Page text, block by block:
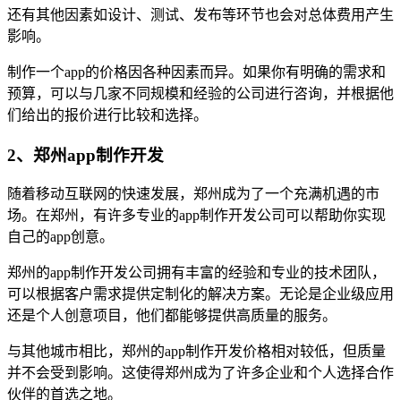
还有其他因素如设计、测试、发布等环节也会对总体费用产生
影响。
制作一个app的价格因各种因素而异。如果你有明确的需求和
预算，可以与几家不同规模和经验的公司进行咨询，并根据他
们给出的报价进行比较和选择。
2、郑州app制作开发
随着移动互联网的快速发展，郑州成为了一个充满机遇的市
场。在郑州，有许多专业的app制作开发公司可以帮助你实现
自己的app创意。
郑州的app制作开发公司拥有丰富的经验和专业的技术团队，
可以根据客户需求提供定制化的解决方案。无论是企业级应用
还是个人创意项目，他们都能够提供高质量的服务。
与其他城市相比，郑州的app制作开发价格相对较低，但质量
并不会受到影响。这使得郑州成为了许多企业和个人选择合作
伙伴的首选之地。